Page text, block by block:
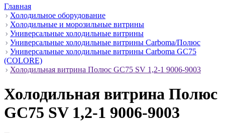
Главная
Холодильное оборудование
Холодильные и морозильные витрины
Универсальные холодильные витрины
Универсальные холодильные витрины Carboma/Полюс
Универсальные холодильные витрины Carboma GC75
(COLORE)
Холодильная витрина Полюс GС75 SV 1,2-1 9006-9003
Холодильная витрина Полюс
GС75 SV 1,2-1 9006-9003